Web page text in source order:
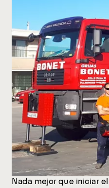
Nada mejor que iniciar